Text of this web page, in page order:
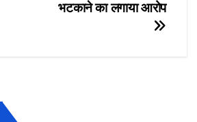
भटकाने का लगाया आरोप